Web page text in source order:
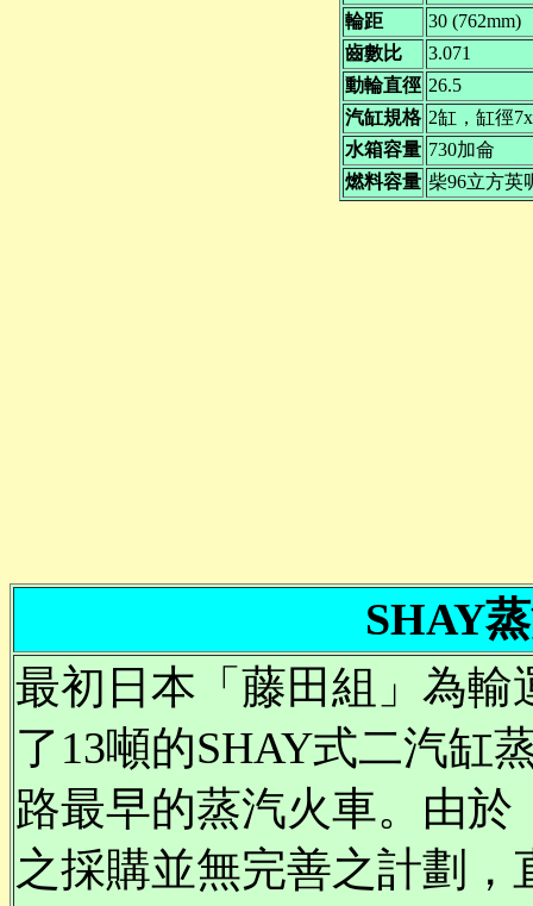
輪距
30 (762mm)
齒數比
3.071
動輪直徑 26.5
汽缸規格 2缸，缸徑
水箱容量 730加侖
燃料容量 柴96立方英
SHAY
最初日本「藤田組」為
了13噸的SHAY式二汽缸
路最早的蒸汽火車。由
之採購並無完善之計劃